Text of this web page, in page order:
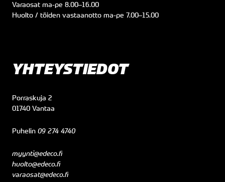
Varaosat ma-pe 8.00–16.00
Huolto / töiden vastaanotto ma-pe 7.00–15.00
YHTEYSTIEDOT
Porraskuja 2
01740 Vantaa
Puhelin 09 274 4740
myynti@edeco.fi
huolto@edeco.fi
varaosat@edeco.fi